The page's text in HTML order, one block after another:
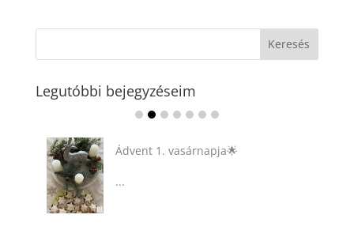
Legutóbbi bejegyzéseim
Ádvent 1. vasárnapja🌟